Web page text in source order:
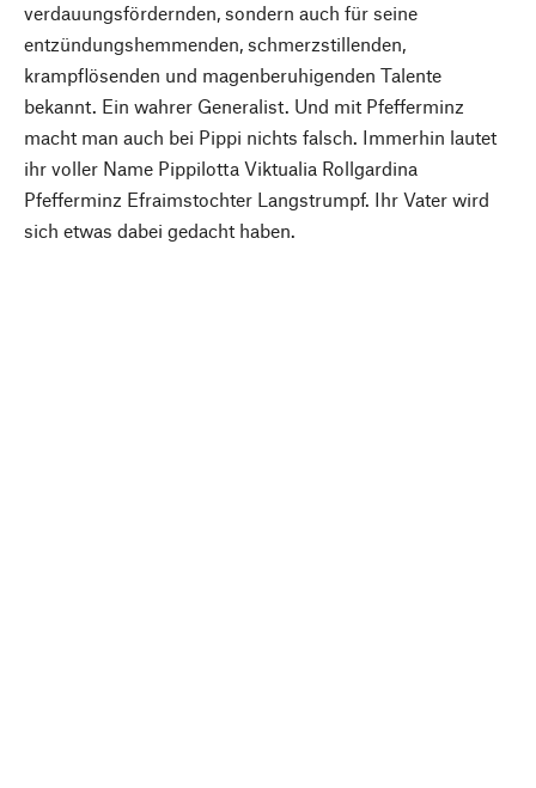
verdauungsfördernden, sondern auch für seine
entzündungshemmenden, schmerzstillenden,
krampflösenden und magenberuhigenden Talente
bekannt. Ein wahrer Generalist. Und mit Pfefferminz
macht man auch bei Pippi nichts falsch. Immerhin lautet
ihr voller Name Pippilotta Viktualia Rollgardina
Pfefferminz Efraimstochter Langstrumpf. Ihr Vater wird
sich etwas dabei gedacht haben.